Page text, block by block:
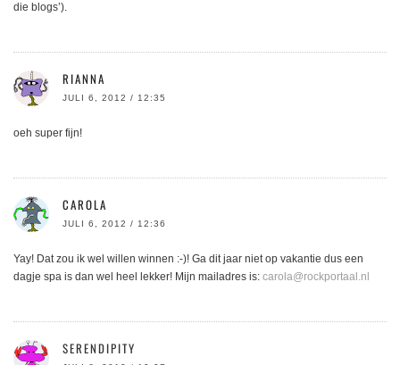
die blogs’).
RIANNA
JULI 6, 2012 / 12:35
oeh super fijn!
CAROLA
JULI 6, 2012 / 12:36
Yay! Dat zou ik wel willen winnen :-)! Ga dit jaar niet op vakantie dus een
dagje spa is dan wel heel lekker! Mijn mailadres is: carola@rockportaal.nl
SERENDIPITY